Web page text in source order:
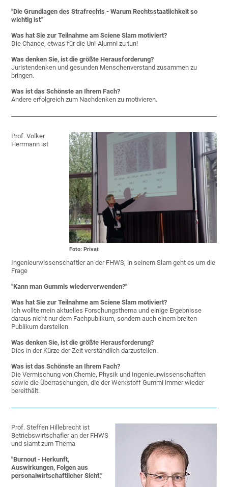
"Die Grundlagen des Strafrechts - Warum Rechtsstaatlichkeit so
wichtig ist"
Was hat Sie zur Teilnahme am Sciene Slam motiviert?
Die Chance, etwas für die Uni-Alumni zu tun!
Was denken Sie, ist die größte Herausforderung?
Juristendenken und gesunden Menschenverstand zusammen zu
bringen.
Was ist das Schönste an Ihrem Fach?
Andere erfolgreich zum Nachdenken zu motivieren.
Foto: Privat
Prof. Volker
Herrmann ist
Ingenieurwissenschaftler an der FHWS, in seinem Slam geht es um die
Frage
"Kann man Gummis wiederverwenden?"
Was hat Sie zur Teilnahme am Sciene Slam motiviert?
Ich wollte mein aktuelles Forschungsthema und einige Ergebnisse
daraus nicht nur dem Fachpublikum, sondern auch einem breiten
Publikum darstellen.
Was denken Sie, ist die größte Herausforderung?
Dies in der Kürze der Zeit verständlich darzustellen.
Was ist das Schönste an Ihrem Fach?
Die Vermischung von Chemie, Physik und Ingenieurwissenschaften
sowie die Überraschungen, die der Werkstoff Gummi immer wieder
bereithält.
Prof. Steffen Hillebrecht ist
Betriebswirtschafler an der FHWS
und slamt zum Thema
"Burnout - Herkunft,
Auswirkungen, Folgen aus
personalwirtschaftlicher Sicht."